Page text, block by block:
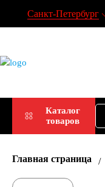
Санкт-Петербург
Каталог
товаров
Главная страница